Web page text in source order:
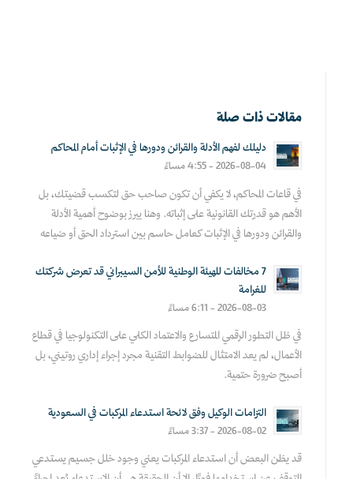
مقالات ذات صلة
دليلك لفهم الأدلة والقرائن ودورها في الإثبات أمام المحاكم
2026-08-04 - 4:55 مساءً
في قاعات المحاكم، لا يكفي أن تكون صاحب حق لتكسب قضيتك، بل
الأهم هو قدرتك القانونية على إثباته. وهنا يبرز بوضوح أهمية الأدلة
والقرائن ودورها في الإثبات كعامل حاسم بين استرداد الحق أو ضياعه
7 مخالفات للهيئة الوطنية للأمن السيبراني قد تعرض شركتك
للغرامة
2026-08-03 - 6:11 مساءً
في ظل التطور الرقمي المتسارع والاعتماد الكلي على التكنولوجيا في قطاع
الأعمال، لم يعد الامتثال للضوابط التقنية مجرد إجراء إداري روتيني، بل
أصبح ضرورة حتمية.
التزامات الوكيل وفق لائحة استدعاء المركبات في السعودية
2026-08-02 - 3:37 مساءً
قد يظن البعض أن استدعاء المركبات يعني وجود خلل جسيم يستدعي